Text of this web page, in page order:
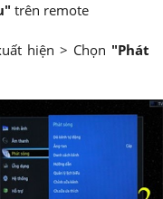
trên remote
hiện > Chọn "Phát